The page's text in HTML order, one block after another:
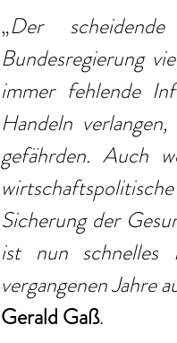
„Der
Bundesregierung
immer fehlende
Handeln
gefährden. Auch
Sicherung der
ist nun schnelles
vergangenen Jahre
Gerald Gaß.